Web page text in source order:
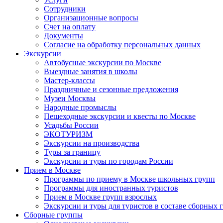
Сотрудники
Организационные вопросы
Счет на оплату
Документы
Согласие на обработку персональных данных
Экскурсии
Автобусные экскурсии по Москве
Выездные занятия в школы
Мастер-классы
Праздничные и сезонные предложения
Музеи Москвы
Народные промыслы
Пешеходные экскурсии и квесты по Москве
Усадьбы России
ЭКОТУРИЗМ
Экскурсии на производства
Туры за границу
Экскурсии и туры по городам России
Прием в Москве
Программы по приему в Москве школьных групп
Программы для иностранных туристов
Прием в Москве групп взрослых
Экскурсии и туры для туристов в составе сборных
Сборные группы